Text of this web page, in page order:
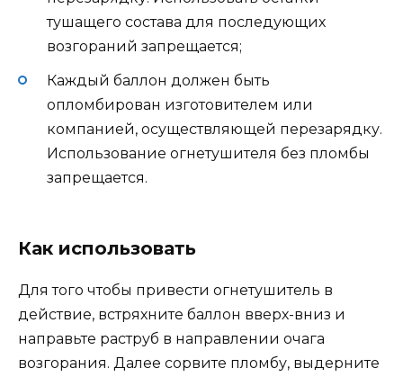
тушащего состава для последующих
возгораний запрещается;
Каждый баллон должен быть
опломбирован изготовителем или
компанией, осуществляющей перезарядку.
Использование огнетушителя без пломбы
запрещается.
Как использовать
Для того чтобы привести огнетушитель в
действие, встряхните баллон вверх-вниз и
направьте раструб в направлении очага
возгорания. Далее сорвите пломбу, выдерните